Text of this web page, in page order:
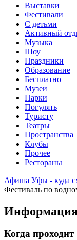
Выставки
Фестивали
С детьми
Активный
Музыка
Шоу
Праздники
Образование
Бесплатно
Музеи
Парки
Погулять
Туристу
Театры
Пространства
Клубы
Прочее
Рестораны
Афиша Уфы - куда
Фестиваль по
Когда проходит